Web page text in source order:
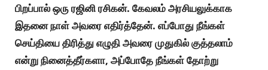
பிறப்பால் ஒரு ரஜினி ரசிகன். கேவலம் அரசியலுக்காக
இதனை நாள் அவரை எதிர்த்தேன். எப்போது நீங்கள்
செய்தியை திரித்து எழுதி அவரை முதுகில் குத்தலாம்
என்று நினைத்தீர்களா, அப்போதே நீங்கள் தோற்று